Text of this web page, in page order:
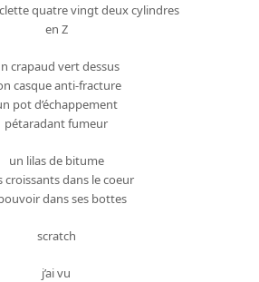
quatre vingt deux cylindres
en Z
crapaud vert dessus
casque anti-fracture
pot d’échappement
pétaradant fumeur
un lilas de bitume
croissants dans le coeur
dans ses bottes
scratch
j’ai vu